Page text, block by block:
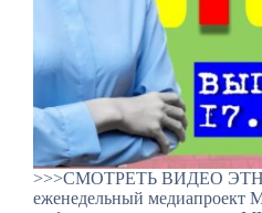
>>>СМОТРЕТЬ ВИДЕО
еженедельный медиапроект